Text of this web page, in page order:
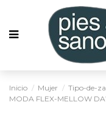
Inicio Mujer Tipo-de-
MODA FLEX-MELLOW